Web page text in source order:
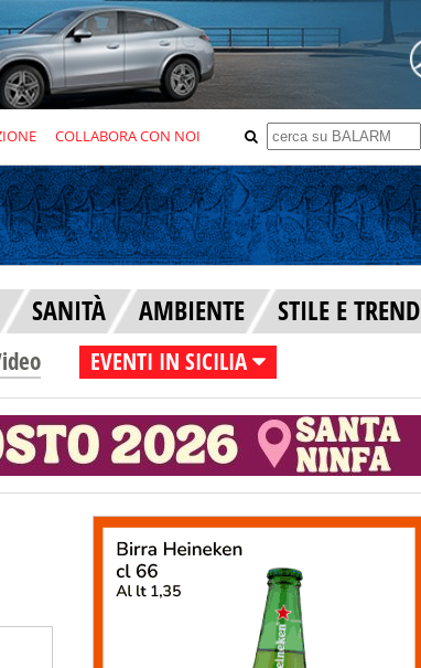
COLLABORA CON NOI
SANITÀ AMBIENTE STILE E TREND
EVENTI IN SICILIA